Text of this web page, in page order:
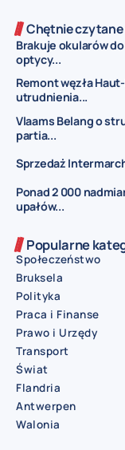
Chętnie
Brakuje okularów
optycy...
Remont węzła
utrudnienia...
Vlaams Belang o
partia...
Sprzedaż
Ponad 2 000
upałów...
Popularne
Społeczeństwo
Bruksela
Polityka
Praca i Finanse
Prawo i Urzędy
Transport
Świat
Flandria
Antwerpen
Walonia